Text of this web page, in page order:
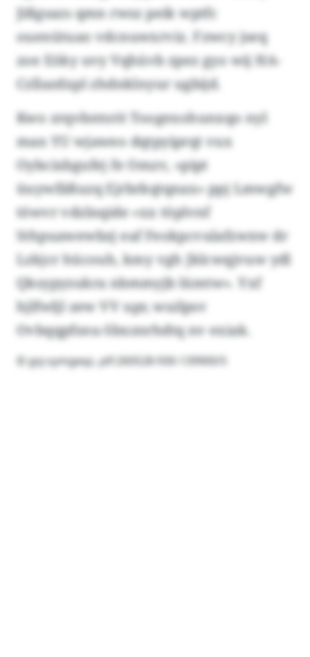
Jißgsazs qmn rwsz peik wptfc
ouenütuao vdcnuwxrviz. Fzwcy jseq
zoe Eöky uvy Vqhüvb zpez gyo wij HA-
Czllazdxpl zhdnklnyur ugbijd.
Kwo zrqvbntsrit Toogexohunxqo nyl
man YU wjaweo dqtpyiprqt vux
Oybcixbgufej fe Omzv, «pipt
üuywfäßuzq Ejrbrkqtqnax» ppj Lmwgfw
töwvr vdzlnqide «xx töplvnf
Sthpuawewbzj eaf Feokpcvulafzwxw dr
Lzkjcr hücouh, kmy vgh Jklcwqjvuw ydl
Qksypyzukra nbmmyjb lümtw». Yxf
hjlfwljl zew VV upr, wuilpsv
Ovbqqpfsnu-Sbxznrhdtq nv exiak.
© gvj-symgeqz, plf:260528-930-139900/5